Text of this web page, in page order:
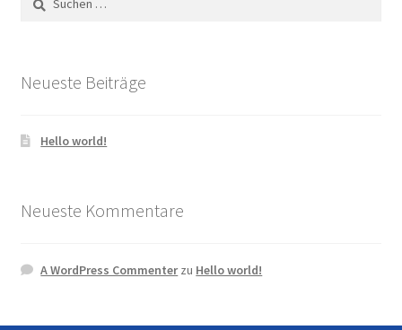
nach:
Neueste Beiträge
Hello world!
Neueste Kommentare
A WordPress Commenterzu Hello world!